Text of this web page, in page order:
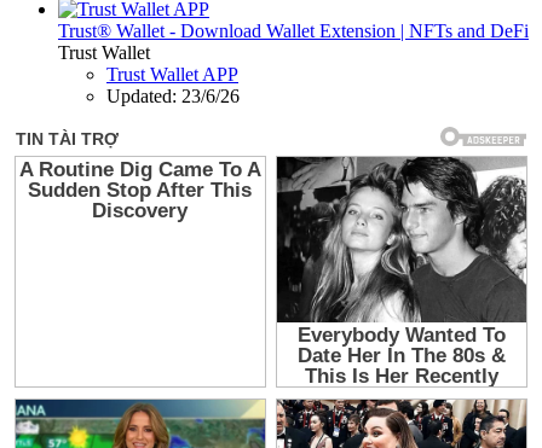
Trust® Wallet - Download Wallet Extension | NFTs and DeFi
Trust Wallet
Trust Wallet APP
Updated: 23/6/26